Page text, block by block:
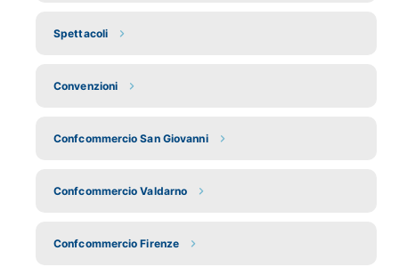
Spettacoli
Convenzioni
Confcommercio San Giovanni
Confcommercio Valdarno
Confcommercio Firenze